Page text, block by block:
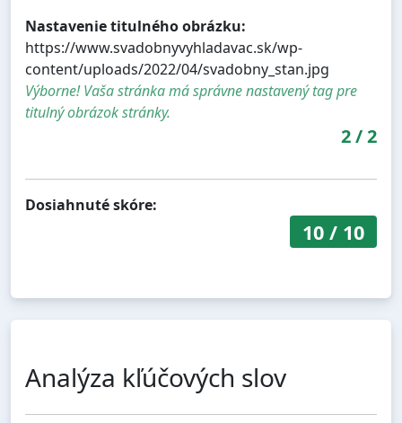
Nastavenie titulného obrázku:
https://www.svadobnyvyhladavac.sk/wp-
content/uploads/2022/04/svadobny_stan.jpg
Výborne! Vaša stránka má správne nastavený tag pre
titulný obrázok stránky.
2/2
Dosiahnuté skóre:
10/ 10
Analýza kľúčových slov